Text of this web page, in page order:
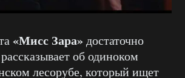
«Мисс Зара»достаточно
об одиноком
лесорубе, который ищет